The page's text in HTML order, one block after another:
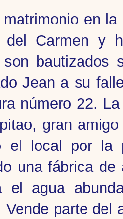
en
del Carmen y
son bautizados
Jean a su
número 22.
gran
el local por la
una fábrica
el agua
Vende parte del